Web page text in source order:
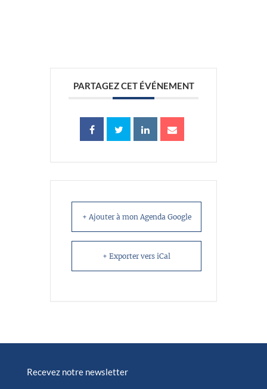
PARTAGEZ CET ÉVÉNEMENT
+ Ajouter à mon Agenda Google
+ Exporter vers iCal
Recevez notre newsletter